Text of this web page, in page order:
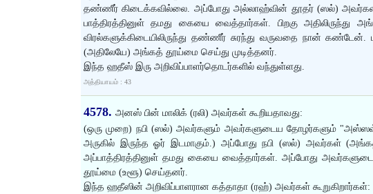
தண்ணீர் கிடைக்கவில்லை. அப்போது அல்லாஹ்வின் தூதர் (ஸல்)
பாத்திரத்தினுள் தமது கையை வைத்தார்கள். பிறகு
விரல்களுக்கிடையிலிருந்து தண்ணீர் சுரந்து வருவதை நான்
(அதிலேயே) அங்கத் தூய்மை செய்து முடித்தனர்.
இந்த ஹதீஸ் இரு அறிவிப்பாளர்தொடர்களில் வந்துள்ளது.
அத்தியாயம் : 43
4578. அனஸ் பின் மாலிக் (ரலி) அவர்கள் கூறியதாவது:
(ஒரு முறை) நபி (ஸல்) அவர்களும் அவர்களுடைய தோழர்களும்
அருகில் இருந்த ஓர் இடமாகும்.) அப்போது நபி (ஸல்) அவர்கள்
அப்பாத்திரத்தினுள் தமது கையை வைத்தார்கள். அப்போது
தூய்மை (உளூ) செய்தனர்.
இந்த ஹதீஸின் அறிவிப்பாளரான கத்தாதா (ரஹ்) அவர்கள் கூறுகிறார்கள்: